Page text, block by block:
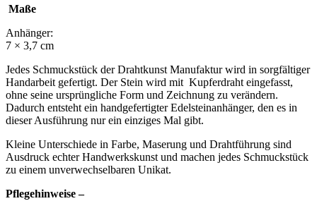
Maße
Anhänger:
7 × 3,7 cm
Jedes Schmuckstück der Drahtkunst Manufaktur wird in sorgfältiger
Handarbeit gefertigt. Der Stein wird mit Kupferdraht eingefasst,
ohne seine ursprüngliche Form und Zeichnung zu verändern.
Dadurch entsteht ein handgefertigter Edelsteinanhänger, den es in
dieser Ausführung nur ein einziges Mal gibt.
Kleine Unterschiede in Farbe, Maserung und Drahtführung sind
Ausdruck echter Handwerkskunst und machen jedes Schmuckstück
zu einem unverwechselbaren Unikat.
Pflegehinweise –